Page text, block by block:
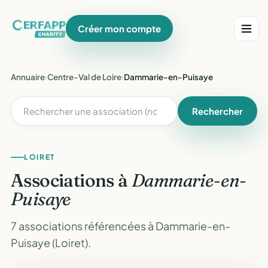
Créer mon compte
Annuaire›Centre-Val de Loire›Dammarie-en-Puisaye
Rechercher
LOIRET
Associations àDammarie-en-
Puisaye
7 associations référencées à Dammarie-en-
Puisaye (Loiret).